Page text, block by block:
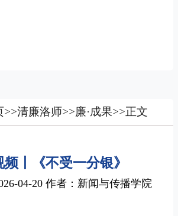
>>清廉洛师>>廉·成果>>正文
丨《不受一分银》
04-20 作者：新闻与传播学院